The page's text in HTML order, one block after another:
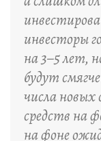
инвесторы
на 3–5 лет,
будут
числа новых
средств на
на фоне